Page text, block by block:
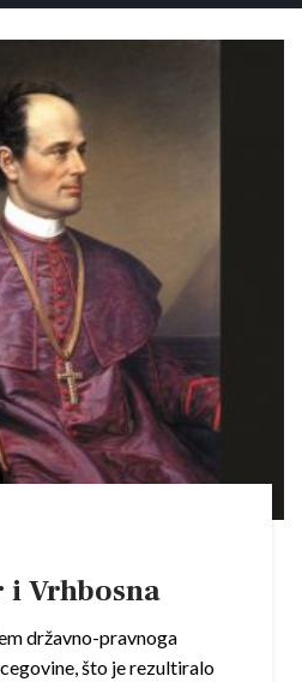
i Vrhbosna
državno-pravnoga
što je rezultiralo